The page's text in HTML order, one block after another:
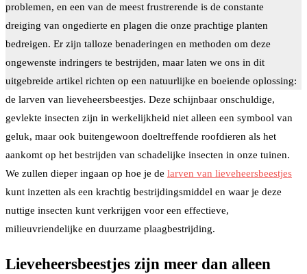
problemen, en een van de meest frustrerende is de constante
dreiging van ongedierte en plagen die onze prachtige planten
bedreigen. Er zijn talloze benaderingen en methoden om deze
ongewenste indringers te bestrijden, maar laten we ons in dit
uitgebreide artikel richten op een natuurlijke en boeiende oplossing:
de larven van lieveheersbeestjes. Deze schijnbaar onschuldige,
gevlekte insecten zijn in werkelijkheid niet alleen een symbool van
geluk, maar ook buitengewoon doeltreffende roofdieren als het
aankomt op het bestrijden van schadelijke insecten in onze tuinen.
We zullen dieper ingaan op hoe je de larven van lieveheersbeestjes
kunt inzetten als een krachtig bestrijdingsmiddel en waar je deze
nuttige insecten kunt verkrijgen voor een effectieve,
milieuvriendelijke en duurzame plaagbestrijding.
Lieveheersbeestjes zijn meer dan alleen